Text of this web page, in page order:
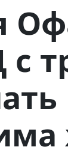
с